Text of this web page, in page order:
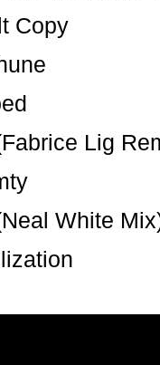
Copy
Lig
White